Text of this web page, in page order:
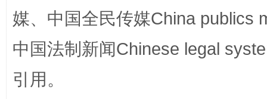
媒、中国全民传媒China publics
中国法制新闻Chinese legal
引用。